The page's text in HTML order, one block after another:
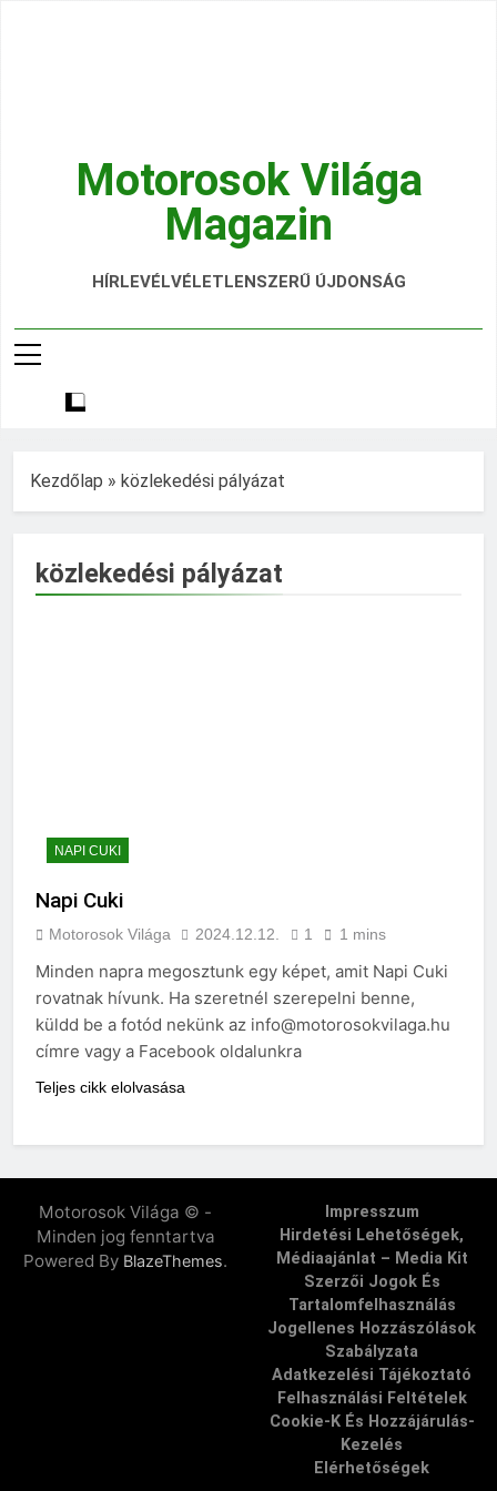
Motorosok Világa
Magazin
Hírek, Tesztek, Élmények Egy Helyen!
HÍRLEVÉLVÉLETLENSZERŰ ÚJDONSÁG
Kezdőlap » közlekedési pályázat
közlekedési pályázat
NAPI CUKI
Napi Cuki
Motorosok Világa 2024.12.12. 1 1 mins
Minden napra megosztunk egy képet, amit Napi Cuki
rovatnak hívunk. Ha szeretnél szerepelni benne,
küldd be a fotód nekünk az info@motorosokvilaga.hu
címre vagy a Facebook oldalunkra
Teljes cikk elolvasása
Motorosok Világa © -
Minden jog fenntartva
Powered By BlazeThemes.
Impresszum
Hirdetési Lehetőségek,
Médiaajánlat – Media Kit
Szerzői Jogok És
Tartalomfelhasználás
Jogellenes Hozzászólások
Szabályzata
Adatkezelési Tájékoztató
Felhasználási Feltételek
Cookie-K És Hozzájárulás-
Kezelés
Elérhetőségek